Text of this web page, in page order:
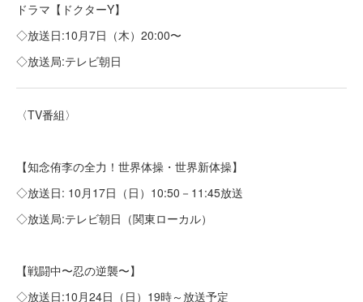
ドラマ【ドクターY】
◇放送日:10月7日（木）20:00〜
◇放送局:テレビ朝日
〈TV番組〉
【知念侑李の全力！世界体操・世界新体操】
◇放送日: 10月17日（日）10:50－11:45放送
◇放送局:テレビ朝日（関東ローカル）
【戦闘中〜忍の逆襲〜】
◇放送日:10月24日（日）19時～放送予定